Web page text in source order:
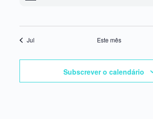
Jul Este mês
Subscrever o calendário